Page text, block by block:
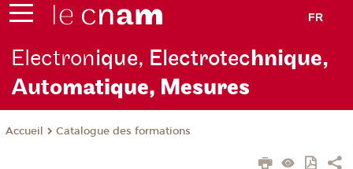
FR
Electronique, Electrotechnique,
Automatique, Mesures
Accueil Catalogue des formations